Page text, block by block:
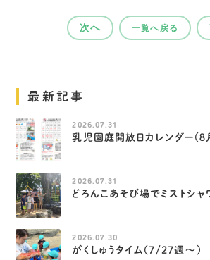
次へ 一覧へ戻る
最新記事
2026.07.31
乳児園庭開放日カレンダー（８月
2026.07.31
どろんこあそび場でミストシャ
2026.07.30
がくしゅうタイム（7/27週～）